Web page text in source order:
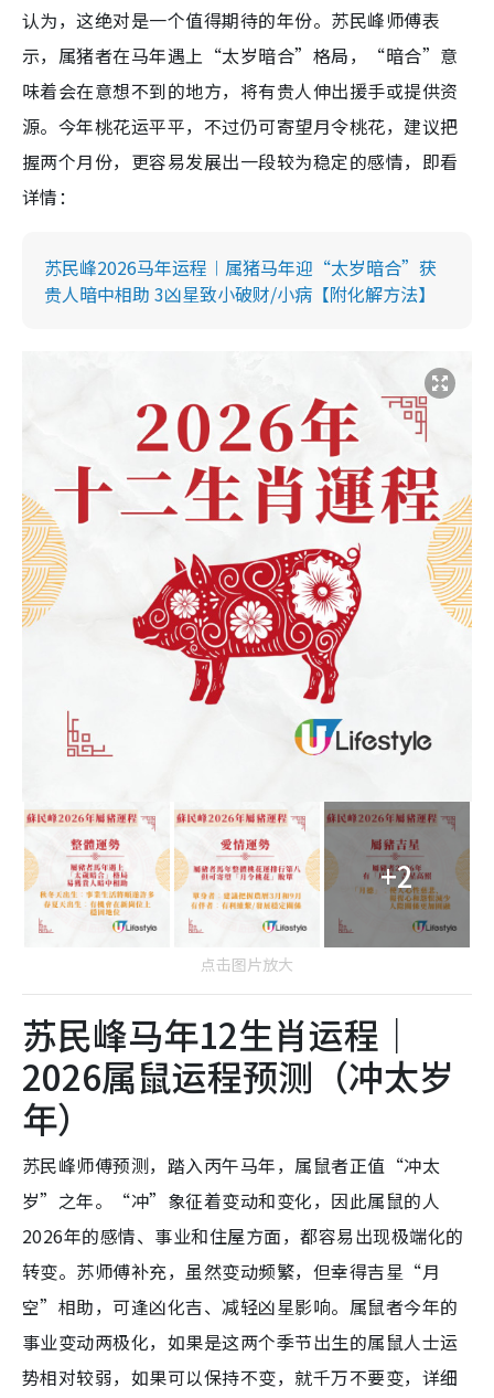
认为，这绝对是一个值得期待的年份。苏民峰师傅表
示，属猪者在马年遇上“太岁暗合”格局，“暗合”意
味着会在意想不到的地方，将有贵人伸出援手或提供资
源。今年桃花运平平，不过仍可寄望月令桃花，建议把
握两个月份，更容易发展出一段较为稳定的感情，即看
详情：
苏民峰2026马年运程︱属猪马年迎“太岁暗合”获
贵人暗中相助 3凶星致小破财/小病【附化解方法】
+2
点击图片放大
苏民峰马年12生肖运程｜
2026属鼠运程预测（冲太岁
年）
苏民峰师傅预测，踏入丙午马年，属鼠者正值“冲太
岁”之年。“冲”象征着变动和变化，因此属鼠的人
2026年的感情、事业和住屋方面，都容易出现极端化的
转变。苏师傅补充，虽然变动频繁，但幸得吉星“月
空”相助，可逢凶化吉、减轻凶星影响。属鼠者今年的
事业变动两极化，如果是这两个季节出生的属鼠人士运
势相对较弱，如果可以保持不变，就千万不要变，详细